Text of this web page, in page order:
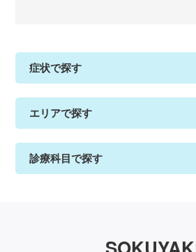
症状で探す
エリアで探す
診療科目で探す